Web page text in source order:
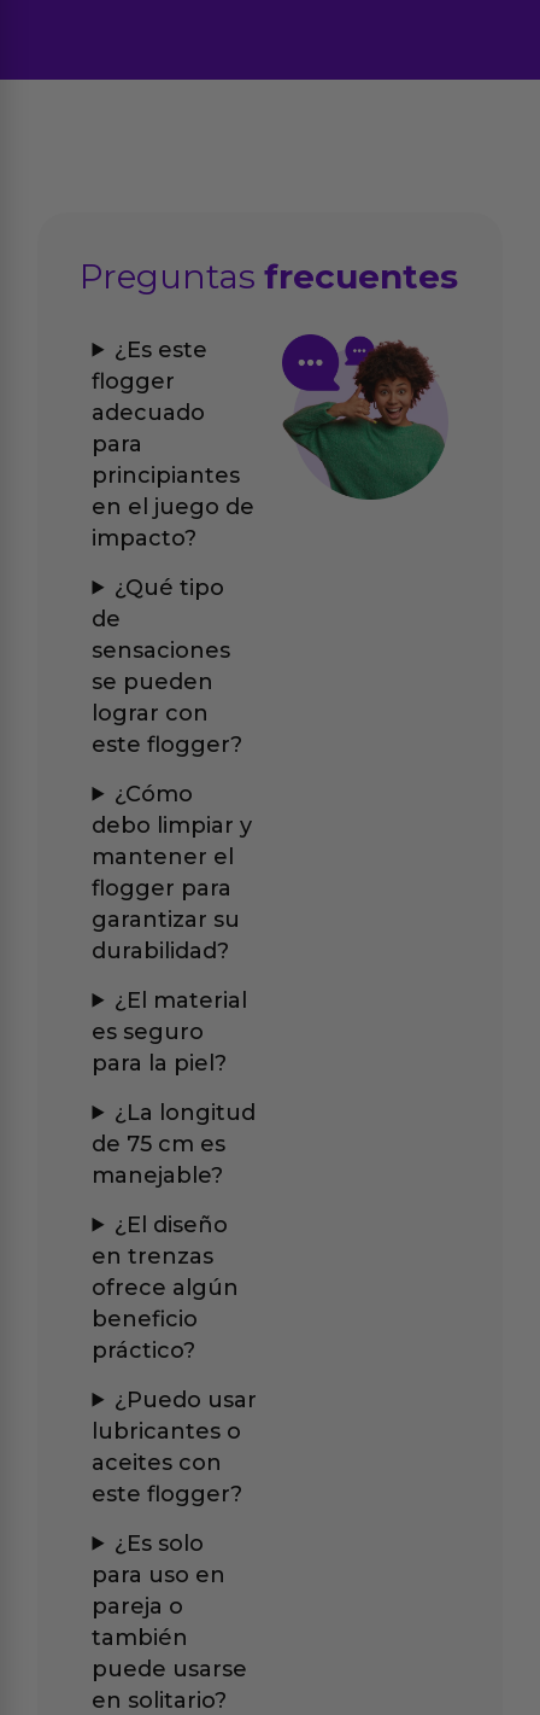
Preguntasfrecuentes
¿Es este
flogger
adecuado
para
principiantes
en el juego de
impacto?
¿Qué tipo
de
sensaciones
se pueden
lograr con
este flogger?
¿Cómo
debo limpiar y
mantener el
flogger para
garantizar su
durabilidad?
¿El material
es seguro
para la piel?
¿La longitud
de 75 cm es
manejable?
¿El diseño
en trenzas
ofrece algún
beneficio
práctico?
¿Puedo usar
lubricantes o
aceites con
este flogger?
¿Es solo
para uso en
pareja o
también
puede usarse
en solitario?